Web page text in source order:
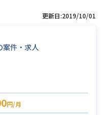
更新日:2019/10/01
案件・求人
円/月